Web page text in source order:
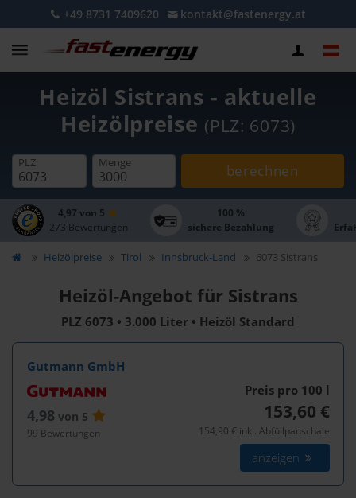
+49 8731 7409620 kontakt@fastenergy.at
Heizöl Sistrans - aktuelle
Heizölpreise (PLZ: 6073)
PLZ Menge berechnen
4,97 von 5
273 Bewertungen
100 %
sichere Bezahlung
Heizölpreise Tirol Innsbruck-Land 6073 Sistrans
Heizöl-Angebot für Sistrans
PLZ 6073 • 3.000 Liter • Heizöl Standard
Gutmann GmbH
4,98 von 5
99 Bewertungen
Preis pro 100 l
153,60 €
154,90 € inkl. Abfüllpauschale
anzeigen